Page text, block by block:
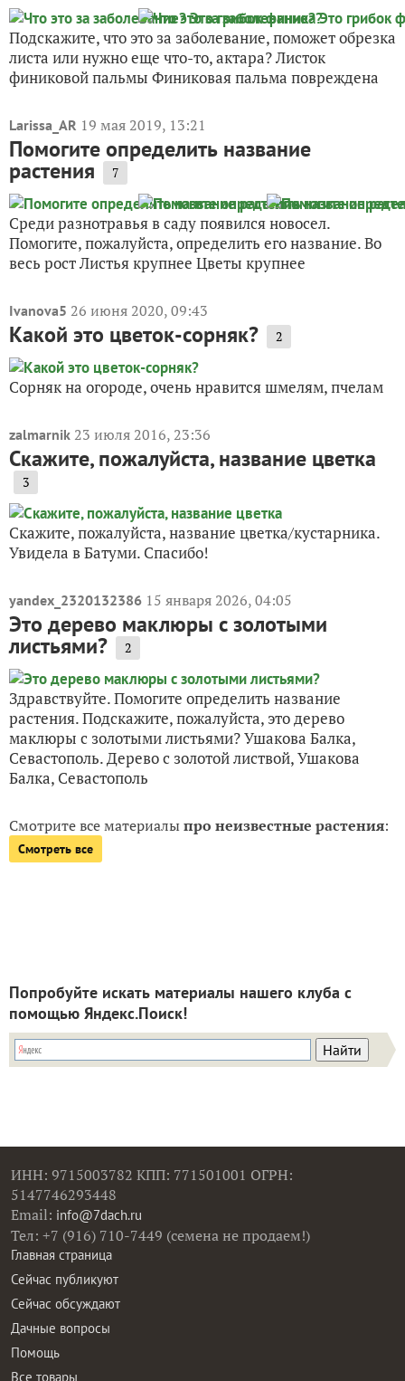
Подскажите, что это за заболевание, поможет обрезка
листа или нужно еще что-то, актара? Листок
финиковой пальмы Финиковая пальма повреждена
Larissa_AR 19 мая 2019, 13:21
Помогите определить название
растения 7
Среди разнотравья в саду появился новосел.
Помогите, пожалуйста, определить его название. Во
весь рост Листья крупнее Цветы крупнее
Ivanova5 26 июня 2020, 09:43
Какой это цветок-сорняк? 2
Сорняк на огороде, очень нравится шмелям, пчелам
zalmarnik 23 июля 2016, 23:36
Скажите, пожалуйста, название цветка
3
Скажите, пожалуйста, название цветка/кустарника.
Увидела в Батуми. Спасибо!
yandex_2320132386 15 января 2026, 04:05
Это дерево маклюры с золотыми
листьями? 2
Здравствуйте. Помогите определить название
растения. Подскажите, пожалуйста, это дерево
маклюры с золотыми листьями? Ушакова Балка,
Севастополь. Дерево с золотой листвой, Ушакова
Балка, Севастополь
Смотрите все материалыпро неизвестные растения:
Смотреть все
Попробуйте искать материалы нашего клуба с
помощью Яндекс.Поиск!
ИНН: 9715003782 КПП: 771501001 ОГРН:
5147746293448
Email: info@7dach.ru
Тел: +7 (916) 710-7449 (семена не продаем!)
Главная страница
Сейчас публикуют
Сейчас обсуждают
Дачные вопросы
Помощь
Все товары